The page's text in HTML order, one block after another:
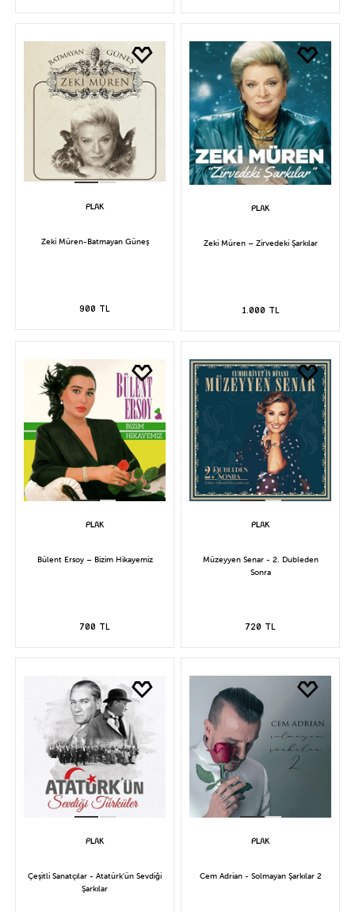
Zeki Müren-Batmayan Güneş
900 TL
Zeki Müren – Zirvedeki Şarkılar
1.000 TL
Bülent Ersoy – Bizim Hikayemiz
700 TL
Müzeyyen Senar - 2. Dubleden
Sonra
720 TL
Çeşitli Sanatçılar - Atatürk'ün Sevdiği
Şarkılar
Cem Adrian - Solmayan Şarkılar 2